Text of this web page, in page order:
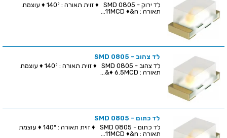
לד ירוק - SMD 0805 ♦ זוית תאורה : 140º ♦ עוצמת
תאורה : 11MCD ♦&n...
לד צהוב - SMD 0805
לד צהוב - SMD 0805 ♦ זוית תאורה : 140º ♦ עוצמת
תאורה : 6.5MCD ♦&...
לד כתום - SMD 0805
לד כתום - SMD 0805 ♦ זוית תאורה : 140º ♦ עוצמת
תאורה : 11MCD ♦&n...